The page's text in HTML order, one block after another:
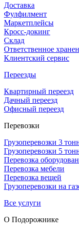
Доставка
Фулфилмент
Маркетплейсы
Кросс-докинг
Склад
Ответственное
Клиентский сервис
Переезды
Квартирный переезд
Дачный переезд
Офисный переезд
Перевозки
Грузоперевозки 3
Грузоперевозки 5
Перевозка
Перевозка мебели
Перевозка вещей
Грузоперевозки на
Все услуги
О Подорож­нике